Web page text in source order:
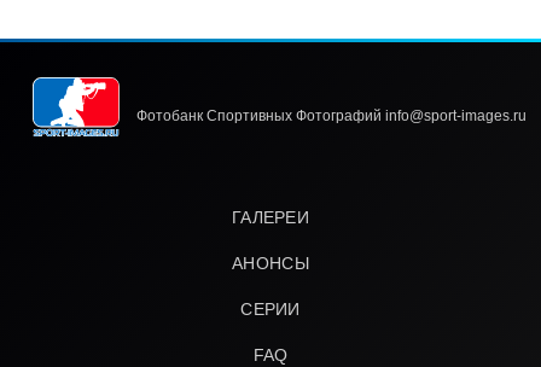
Фотобанк Спортивных Фотографий info@sport-images.ru
ГАЛЕРЕИ
АНОНСЫ
СЕРИИ
FAQ